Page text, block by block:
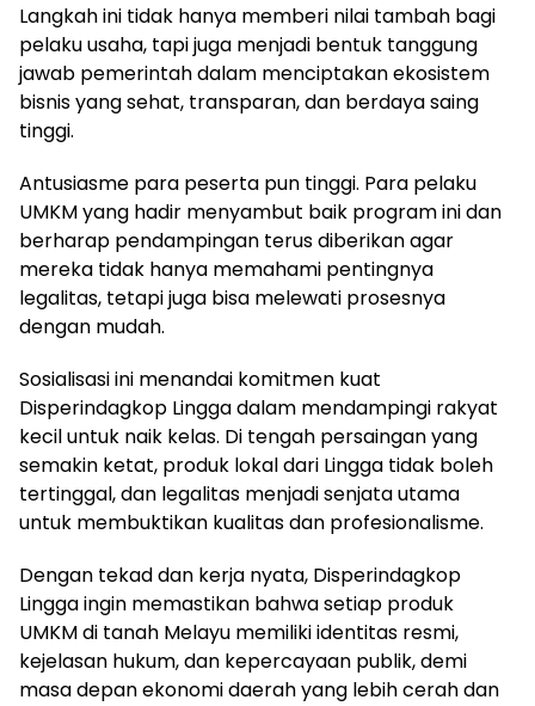
Langkah ini tidak hanya memberi nilai tambah bagi
pelaku usaha, tapi juga menjadi bentuk tanggung
jawab pemerintah dalam menciptakan ekosistem
bisnis yang sehat, transparan, dan berdaya saing
tinggi.
Antusiasme para peserta pun tinggi. Para pelaku
UMKM yang hadir menyambut baik program ini dan
berharap pendampingan terus diberikan agar
mereka tidak hanya memahami pentingnya
legalitas, tetapi juga bisa melewati prosesnya
dengan mudah.
Sosialisasi ini menandai komitmen kuat
Disperindagkop Lingga dalam mendampingi rakyat
kecil untuk naik kelas. Di tengah persaingan yang
semakin ketat, produk lokal dari Lingga tidak boleh
tertinggal, dan legalitas menjadi senjata utama
untuk membuktikan kualitas dan profesionalisme.
Dengan tekad dan kerja nyata, Disperindagkop
Lingga ingin memastikan bahwa setiap produk
UMKM di tanah Melayu memiliki identitas resmi,
kejelasan hukum, dan kepercayaan publik, demi
masa depan ekonomi daerah yang lebih cerah dan